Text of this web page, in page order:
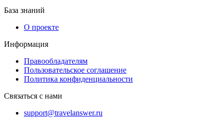
База знаний
О проекте
Информация
Правообладателям
Пользовательское соглашение
Политика конфиденциальности
Связаться с нами
support@travelanswer.ru